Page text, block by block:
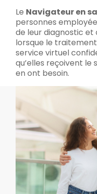
Le Navigateur en
personnes
de leur diagnostic et
lorsque le
service virtuel
qu’elles reçoivent le
en ont besoin.